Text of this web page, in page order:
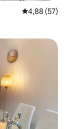
Priemerné
4,88 (57)